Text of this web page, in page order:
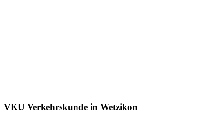
VKU Verkehrskunde in Wetzikon